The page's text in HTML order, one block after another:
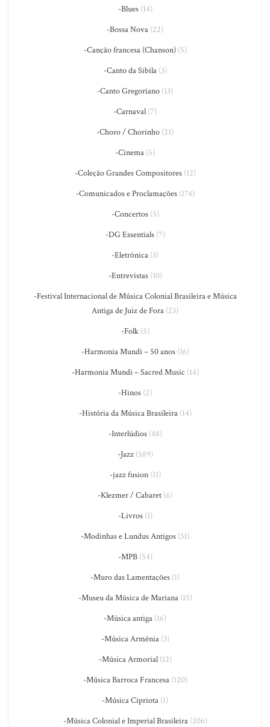
-Blues(14)
-Bossa Nova (22)
-Canção francesa (Chanson)(5)
-Canto da Sibila(3)
-Canto Gregoriano (13)
-Carnaval (7)
-Choro / Chorinho (21)
-Cinema (5)
-Coleção Grandes Compositores(12)
-Comunicados e Proclamações(174)
-Concertos(5)
-DG Essentials(7)
-Eletrônica (3)
-Entrevistas(10)
-Festival Internacional de Música Colonial Brasileira e Música
Antiga de Juiz de Fora (23)
-Folk(5)
-Harmonia Mundi – 50 anos(16)
-Harmonia Mundi – Sacred Music (14)
-Hinos (2)
-História da Música Brasileira(14)
-Interlúdios(48)
-Jazz(589)
-jazz fusion(11)
-Klezmer / Cabaret (6)
-Livros(1)
-Modinhas e Lundus Antigos (31)
-MPB(54)
-Muro das Lamentações (1)
-Museu da Música de Mariana(15)
-Música antiga (16)
-Música Armênia(3)
-Música Armorial(12)
-Música Barroca Francesa(120)
-Música Cipriota (1)
-Música Colonial e Imperial Brasileira(206)